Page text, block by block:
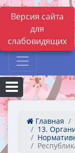
Версия сайта
для
слабовидящих
Главная
13.